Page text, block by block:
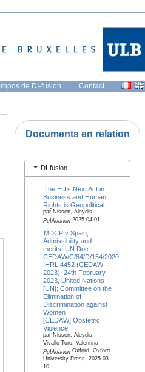
de DI-fusion | Contact |
Documents en relation
DI-fusion
The EU’s Next Act in
Business and Human
Rights is Geopolitical
par Nissen, Aleydis
Publication2025-04-01
MDCP v Spain,
Admissibility and
merits, UN Doc
CEDAW/C/84/D/154/2020,
IHRL 4452 (CEDAW
2023), 24th February
2023, United Nations
[UN]; Committee on the
Elimination of
Discrimination against
Women
[CEDAW]:Obstetric
Violence
par Nissen, Aleydis ,
Vivallo Toro, Valentina
PublicationOxford, Oxford
University Press, 2025-03-
10